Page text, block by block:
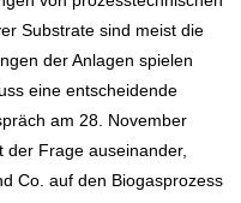
Substrate sind meist die
der Anlagen spielen
eine entscheidende
am 28. November
Frage auseinander,
Co. auf den Biogasprozess